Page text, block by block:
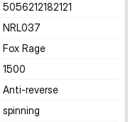
5056212182121
NRL037
Fox Rage
1500
Anti-reverse
spinning